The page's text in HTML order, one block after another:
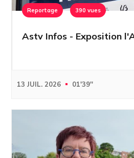
Reportage 390 vues
Astv Infos - Exposition
13 JUIL. 2026 01'39''